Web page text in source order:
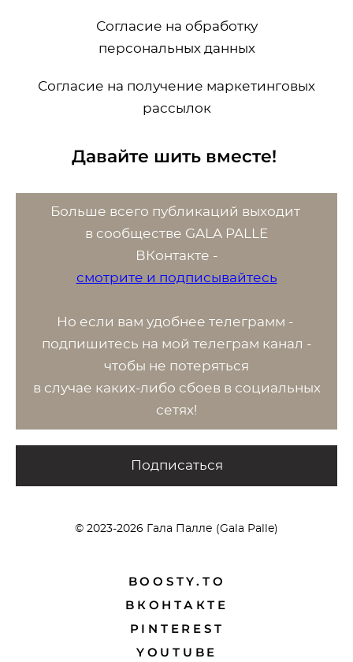
Согласие на обработку
персональных данных
Согласие на получение маркетинговых
рассылок
Давайте шить вместе!
Больше всего публикаций выходит
в сообществе GALA PALLE
ВКонтакте -
смотрите и подписывайтесь
Но если вам удобнее телеграмм -
подпишитесь на мой телеграм канал -
чтобы не потеряться
в случае каких-либо сбоев в социальных
сетях!
Подписаться
© 2023-2026 Гала Палле (Gala Palle)
BOOSTY.TO
BКОНТАКТЕ
PINTEREST
YOUTUBE